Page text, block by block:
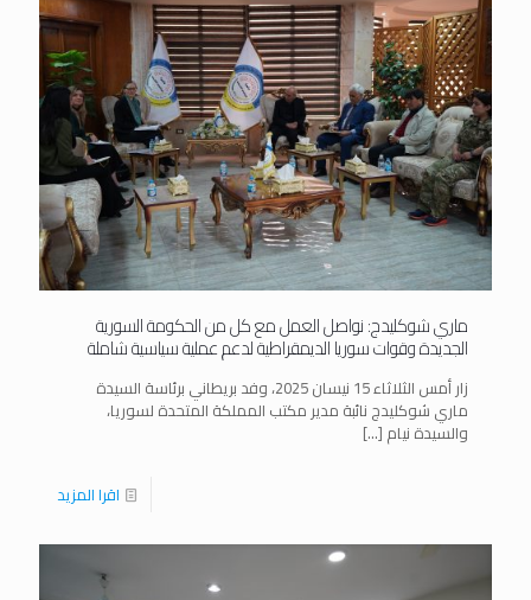
ماري شوكليدج: نواصل العمل مع كل من الحكومة السورية
الجديدة وقوات سوريا الديمقراطية لدعم عملية سياسية شاملة
زار أمس الثلاثاء 15 نيسان 2025، وفد بريطاني برئاسة السيدة
ماري شوكليدج نائبة مدير مكتب المملكة المتحدة لسوريا،
والسيدة نيام […]
اقرا المزيد